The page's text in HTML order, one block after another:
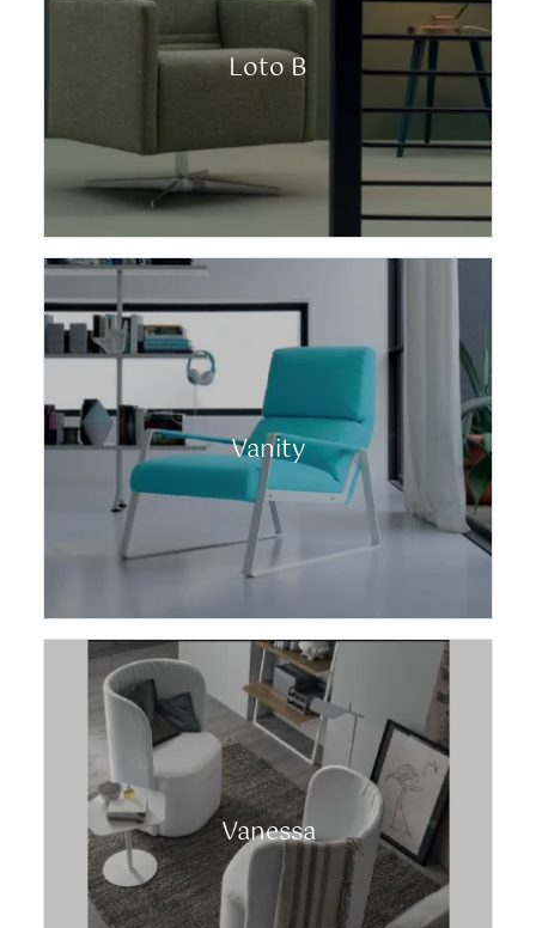
Loto B
Vanity
Vanessa